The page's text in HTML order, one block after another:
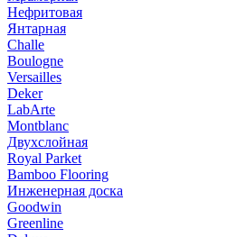
Нефритовая
Янтарная
Challe
Boulogne
Versailles
Deker
LabArte
Montblanc
Двухслойная
Royal Parket
Bamboo Flooring
Инженерная доска
Goodwin
Greenline